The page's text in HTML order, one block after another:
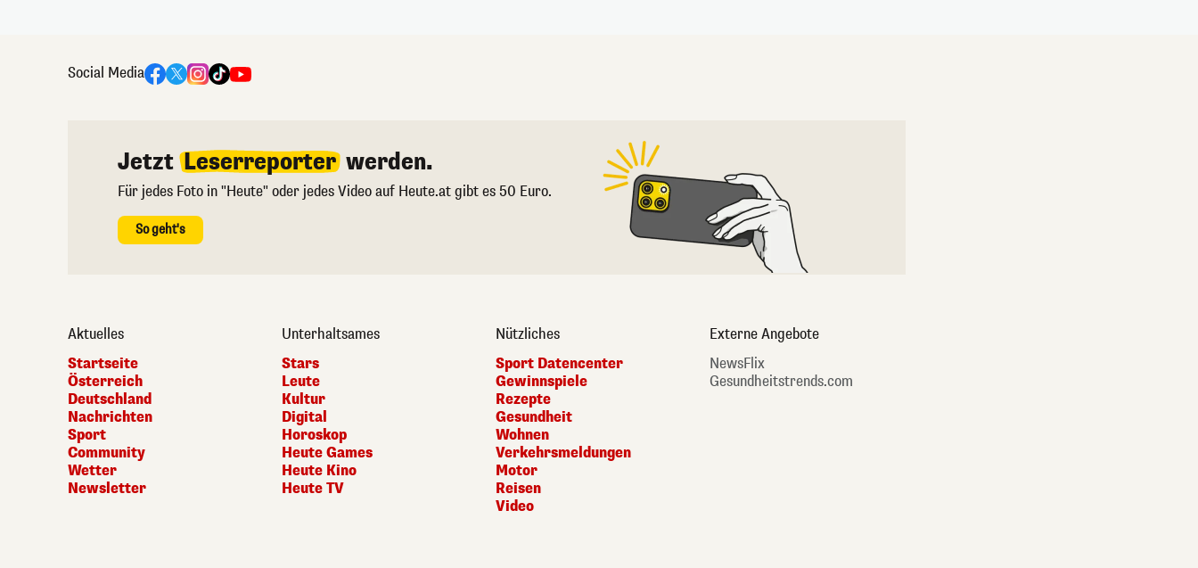
Social Media
Jetzt Leserreporter werden.
Für jedes Foto in "Heute" oder jedes Video auf Heute.at gibt es 50 Euro.
So geht's
Aktuelles
Startseite
Österreich
Deutschland
Nachrichten
Sport
Community
Wetter
Newsletter
Unterhaltsames
Stars
Leute
Kultur
Digital
Horoskop
Heute Games
Heute Kino
Heute TV
Nützliches
Sport Datencenter
Gewinnspiele
Rezepte
Gesundheit
Wohnen
Verkehrsmeldungen
Motor
Reisen
Video
Externe Angebote
NewsFlix
Gesundheitstrends.com